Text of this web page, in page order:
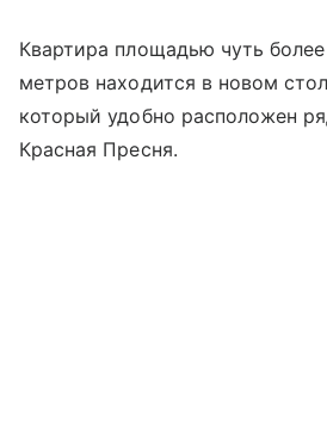
Квартира площадью чуть
метров находится в новом
который удобно расположен
Красная Пресня.